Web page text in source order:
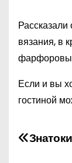
вязания, в
Если и вы
гостиной
Н